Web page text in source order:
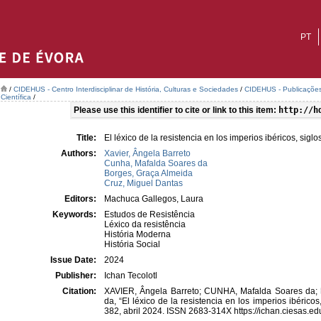
PT
/ CIDEHUS - Centro Interdisciplinar de História, Culturas e Sociedades / CIDEHUS -
Científica /
Please use this identifier to cite or link to this item: http://
Title:
El léxico de la resistencia en los imperios ibéricos, siglos
Authors:
Xavier, Ângela Barreto
Cunha, Mafalda Soares da
Borges, Graça Almeida
Cruz, Miguel Dantas
Editors:
Machuca Gallegos, Laura
Keywords:
Estudos de Resistência
Léxico da resistência
História Moderna
História Social
Issue Date:
2024
Publisher:
Ichan Tecolotl
Citation:
XAVIER, Ângela Barreto; CUNHA, Mafalda Soares
da, “El léxico de la resistencia en los imperios
382, abril 2024. ISSN 2683-314X https://